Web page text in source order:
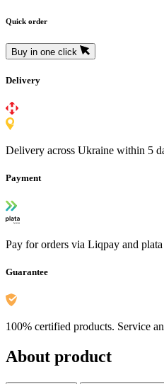
Quick order
Buy in one click
Delivery
Delivery across Ukraine within 5
Payment
Pay for orders via Liqpay and
Guarantee
100% certified products. Service
About product